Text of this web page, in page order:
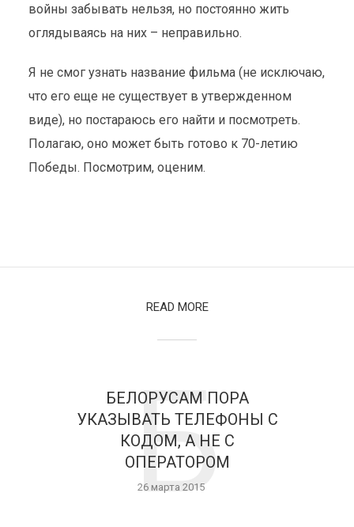
войны забывать нельзя, но постоянно жить
оглядываясь на них – неправильно.
Я не смог узнать название фильма (не исключаю,
что его еще не существует в утвержденном
виде), но постараюсь его найти и посмотреть.
Полагаю, оно может быть готово к 70-летию
Победы. Посмотрим, оценим.
READ MORE
БЕЛОРУСАМ ПОРА
УКАЗЫВАТЬ ТЕЛЕФОНЫ С
КОДОМ, А НЕ С
ОПЕРАТОРОМ
26 марта 2015
Б